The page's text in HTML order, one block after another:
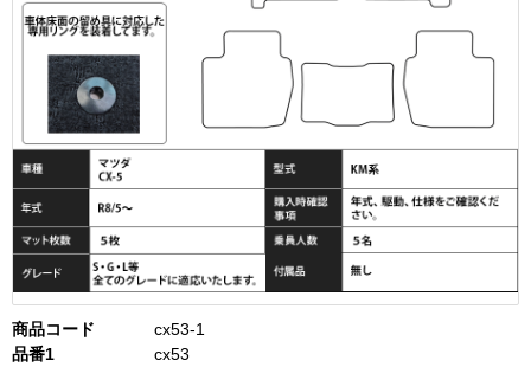
商品コード
cx53-1
品番1
cx53